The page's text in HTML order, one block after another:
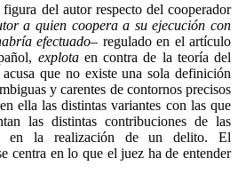
del autor respecto del cooperador
a quien coopera a su ejecución con
efectuado– regulado en el artículo
explotaen contra de la teoría del
que no existe una sola definición
y carentes de contornos precisos
ella las distintas variantes con las que
las distintas contribuciones de las
en la realización de un delito. El
centra en lo que el juez ha de entender